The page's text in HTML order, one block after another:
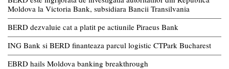
Moldova la Victoria Bank, subsidiara Bancii Transilvania
BERD dezvaluie cat a platit pe actiunile Piraeus Bank
ING Bank si BERD finanteaza parcul logistic CTPark Bucharest
EBRD hails Moldova banking breakthrough